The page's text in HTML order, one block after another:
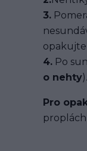
3.
4. Po
o nehty).
Pro